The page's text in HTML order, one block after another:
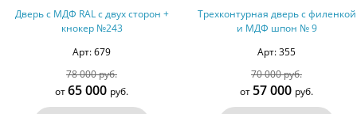
Трехконтурная дверь с филенкой
и МДФ шпон № 9
Арт: 355
70 000 руб.
от57 000руб.
Дверь с порошковым
напылением + порошковое
Арт: 68
23 200 руб.
от20 000руб.